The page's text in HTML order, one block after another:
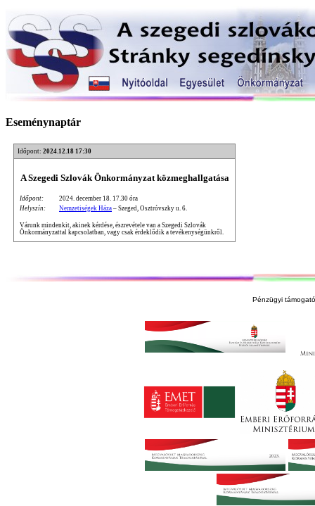
Eseménynaptár
Időpont: 2024.12.18 17:30
A Szegedi Szlovák Önkormányzat közmeghallgatása
Időpont:
2024. december 18. 17.30 óra
Helyszín:
Nemzetiségek Háza – Szeged, Osztróvszky u. 6.
Várunk mindenkit, akinek kérdése, észrevétele van a Szegedi Szlovák
Önkormányzattal kapcsolatban, vagy csak érdeklődik a tevékenységünkről.
Pénzügyi